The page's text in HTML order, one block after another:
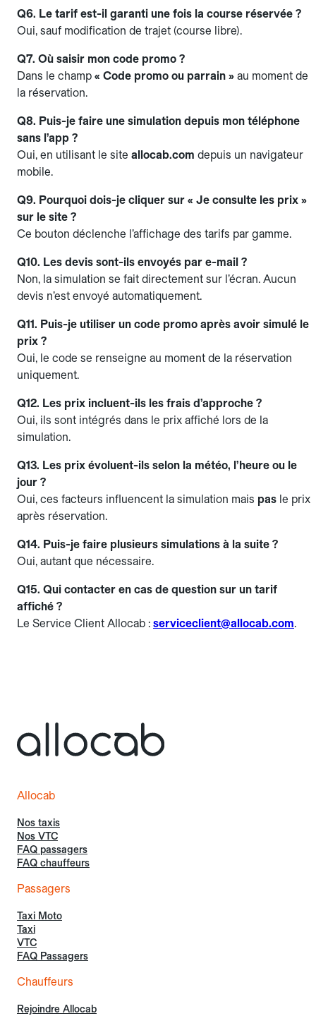
Q6. Le tarif est-il garanti une fois la course réservée ?
Oui, sauf modification de trajet (course libre).
Q7. Où saisir mon code promo ?
Dans le champ « Code promo ou parrain » au moment de
la réservation.
Q8. Puis-je faire une simulation depuis mon téléphone
sans l’app ?
Oui, en utilisant le site allocab.com depuis un navigateur
mobile.
Q9. Pourquoi dois-je cliquer sur « Je consulte les prix »
sur le site ?
Ce bouton déclenche l’affichage des tarifs par gamme.
Q10. Les devis sont-ils envoyés par e-mail ?
Non, la simulation se fait directement sur l’écran. Aucun
devis n’est envoyé automatiquement.
Q11. Puis-je utiliser un code promo après avoir simulé le
prix ?
Oui, le code se renseigne au moment de la réservation
uniquement.
Q12. Les prix incluent-ils les frais d’approche ?
Oui, ils sont intégrés dans le prix affiché lors de la
simulation.
Q13. Les prix évoluent-ils selon la météo, l’heure ou le
jour ?
Oui, ces facteurs influencent la simulation mais pas le prix
après réservation.
Q14. Puis-je faire plusieurs simulations à la suite ?
Oui, autant que nécessaire.
Q15. Qui contacter en cas de question sur un tarif
affiché ?
Le Service Client Allocab : serviceclient@allocab.com.
Allocab
Nos taxis
Nos VTC
FAQ passagers
FAQ chauffeurs
Passagers
Taxi Moto
Taxi
VTC
FAQ Passagers
Chauffeurs
Rejoindre Allocab